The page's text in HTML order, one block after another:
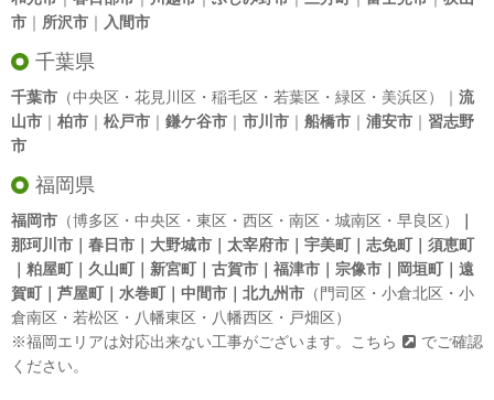
市 ｜ 所沢市 ｜ 入間市
千葉県
千葉市 （中央区・花見川区・稲毛区・若葉区・緑区・美浜区）｜ 流
山市 ｜ 柏市 ｜ 松戸市 ｜ 鎌ケ谷市 ｜ 市川市 ｜ 船橋市 ｜ 浦安市 ｜ 習志野
市
福岡県
福岡市 （博多区・中央区・東区・西区・南区・城南区・早良区）
那珂川市｜春日市｜大野城市｜太宰府市｜宇美町｜志免町｜須恵町
｜粕屋町｜久山町｜新宮町｜古賀市｜福津市｜宗像市｜岡垣町｜遠
賀町｜芦屋町｜水巻町｜中間市｜北九州市 （門司区・小倉北区・小
倉南区・若松区・八幡東区・八幡西区・戸畑区）
※福岡エリアは対応出来ない工事がございます。
こちら
でご確認
ください。